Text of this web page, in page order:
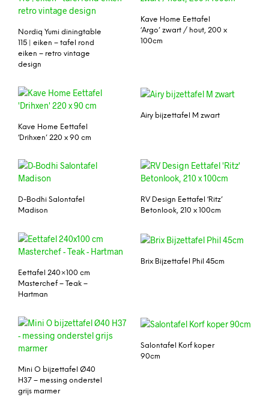
Nordiq Yumi diningtable
115 | eiken – tafel rond
eiken – retro vintage
design
Kave Home Eettafel
‘Argo’ zwart / hout, 200 x
100cm
Kave Home Eettafel
‘Drihxen’ 220 x 90 cm
Airy bijzettafel M zwart
D-Bodhi Salontafel
Madison
RV Design Eettafel ‘Ritz’
Betonlook, 210 x 100cm
Eettafel 240×100 cm
Masterchef – Teak –
Hartman
Brix Bijzettafel Phil 45cm
Mini O bijzettafel Ø40
H37 – messing onderstel
grijs marmer
Salontafel Korf koper
90cm